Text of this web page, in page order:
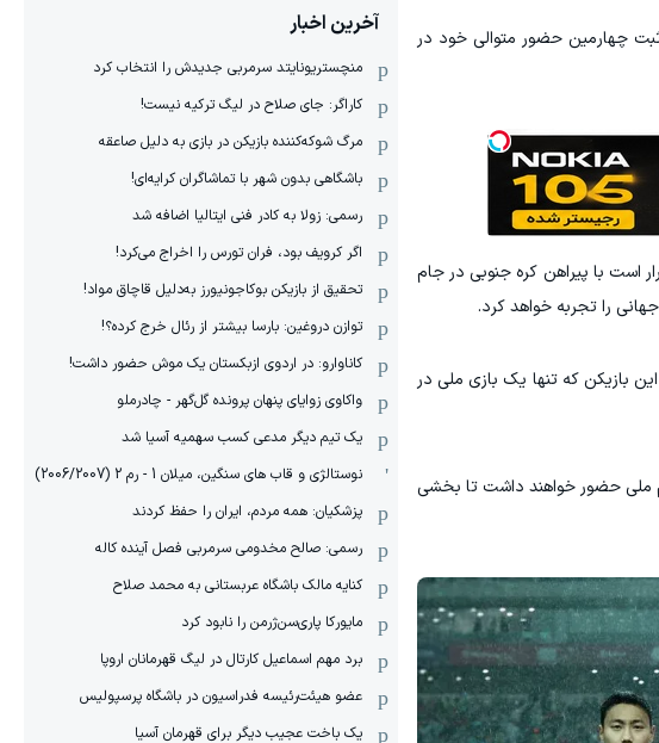
۲۰۱۸ روسیه و ۲۰۲۲ قطر حضور داشته، حالا در ۳۳ سالگی آماده ثبت چهارمین حضور متوالی خود در
است با پیراهن کره جنوبی در جام
را تجربه خواهد کرد.
بازیکن که تنها یک بازی ملی در
ملی حضور خواهند داشت تا بخشی
آخرین اخبار
منچستریونایتد سرمربی جدیدش را انتخاب کرد
کاراگر: جای صلاح در لیگ ترکیه نیست!
مرگ شوکه‌کننده بازیکن در بازی به دلیل صاعقه
باشگاهی بدون شهر با تماشاگران کرایه‌ای!
رسمی: زولا به کادر فنی ایتالیا اضافه شد
اگر کرویف بود، فران تورس را اخراج می‌کرد!
تحقیق از بازیکن بوکاجونیورز به‌دلیل قاچاق مواد!
توازن دروغین: بارسا بیشتر از رئال خرج کرده؟!
کاناوارو: در اردوی ازبکستان یک موش حضور داشت!
واکاوی زوایای پنهان پرونده گل‌گهر - چادرملو
یک تیم دیگر مدعی کسب سهمیه آسیا شد
نوستالژی و قاب های سنگین، میلان 1 - رم 2 (2006/2007)
پزشکیان: همه مردم، ایران را حفظ کردند
رسمی: صالح مخدومی سرمربی فصل آینده کاله
کنایه مالک باشگاه عربستانی به محمد صلاح
مایورکا پاری‌سن‌ژرمن را نابود کرد
برد مهم اسماعیل کارتال در لیگ قهرمانان اروپا
عضو هیئت‌رئیسه فدراسیون در باشگاه پرسپولیس
یک باخت عجیب دیگر برای قهرمان آسیا